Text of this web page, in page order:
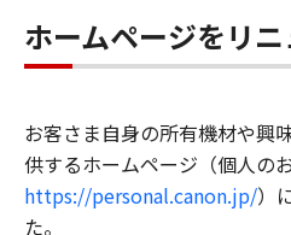
ホームページをリ
お客さま自身の所有機材や興
供するホームページ（個人の
https://personal.canon.jp/）
た。